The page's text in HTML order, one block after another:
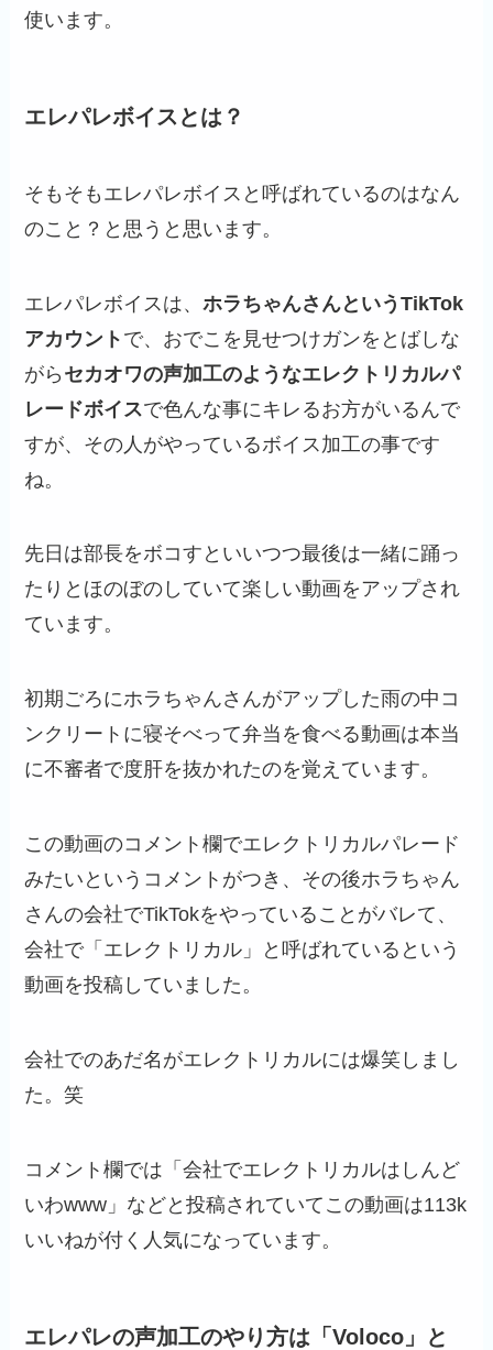
使います。
エレパレボイスとは？
そもそもエレパレボイスと呼ばれているのはなん
のこと？と思うと思います。
エレパレボイスは、ホラちゃんさんというTikTok
アカウント で、おでこを見せつけガンをとばしな
がら セカオワの声加工のようなエレクトリカルパ
レードボイスで色んな事にキレるお方がいるんで
すが、その人がやっているボイス加工の事です
ね。
先日は部長をボコすといいつつ最後は一緒に踊っ
たりとほのぼのしていて楽しい動画をアップされ
ています。
初期ごろにホラちゃんさんがアップした雨の中コ
ンクリートに寝そべって弁当を食べる動画は本当
に不審者で度肝を抜かれたのを覚えています。
この動画のコメント欄でエレクトリカルパレード
みたいというコメントがつき、その後ホラちゃん
さんの会社でTikTokをやっていることがバレて、
会社で「エレクトリカル」と呼ばれているという
動画を投稿していました。
会社でのあだ名がエレクトリカルには爆笑しまし
た。笑
コメント欄では「会社でエレクトリカルはしんど
いわwww」などと投稿されていてこの動画は113k
いいねが付く人気になっています。
エレパレの声加工のやり方は「Voloco」と